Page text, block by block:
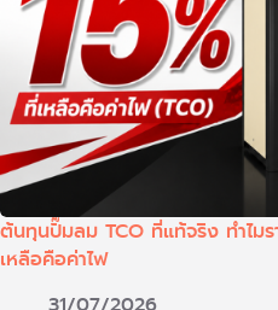
ต้นทุนปั๊มลม TCO ที่แท้จริง ทำไม
เหลือคือค่าไฟ
31/07/2026